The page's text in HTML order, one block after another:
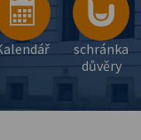
schránka
důvěry